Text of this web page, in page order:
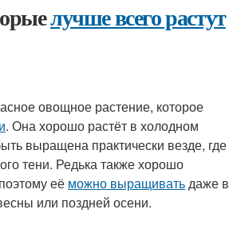
лучше всего растут
овощное растение, которое
. Она хорошо растёт в холодном
выращена практически везде, где
тени. Редька также хорошо
её можно выращиватьдаже в
или поздней осени.